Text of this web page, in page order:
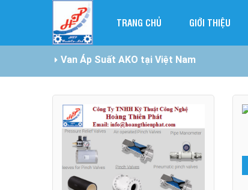
TRANG CHỦ GIỚI THIỆU
Van Áp Suất AKO tại Việt Nam